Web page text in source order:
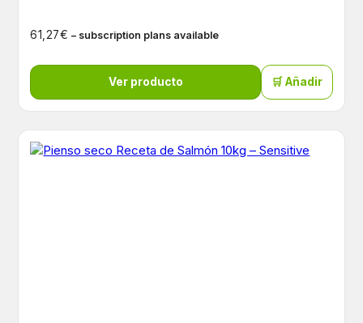
61,27€ – subscription plans available
Ver producto 🛒 Añadir